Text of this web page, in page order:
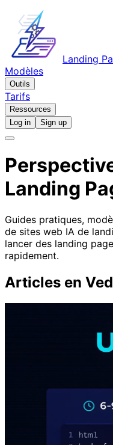
Landing
Modèles
Outils
Tarifs
Ressources
Log in
Sign up
Landing
Guides pratiques,
de sites web IA de
lancer des landing
rapidement.
Articles en